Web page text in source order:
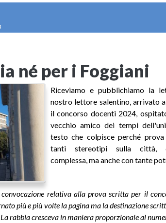
né per i Foggiani
Riceviamo e pubblichiamo la
nostro lettore salentino, arrivato
il concorso docenti 2024,
vecchio amico dei tempi
testo che colpisce perché
tanti stereotipi sulla città,
complessa, ma anche con tante
relativa alla prova scritta per il
più e più volte la pagina ma la destinazione
rabbia cresceva in maniera proporzionale al